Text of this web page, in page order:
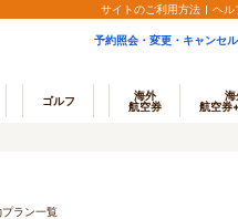
サイトのご利用方法 ヘル
予約照会・変更・キャンセル
ゴルフ
海外
航空券
海
航空券
ラン一覧